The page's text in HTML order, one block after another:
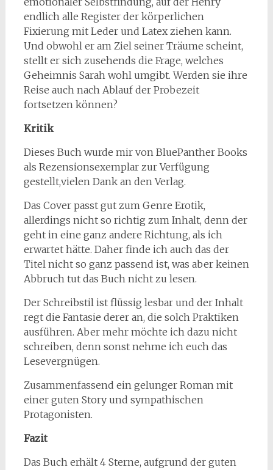
endlich alle Register der körperlichen
Fixierung mit Leder und Latex ziehen kann.
Und obwohl er am Ziel seiner Träume scheint,
stellt er sich zusehends die Frage, welches
Geheimnis Sarah wohl umgibt. Werden sie ihre
Reise auch nach Ablauf der Probezeit
fortsetzen können?
Kritik
Dieses Buch wurde mir von BluePanther Books
als Rezensionsexemplar zur Verfügung
gestellt,vielen Dank an den Verlag.
Das Cover passt gut zum Genre Erotik,
allerdings nicht so richtig zum Inhalt, denn der
geht in eine ganz andere Richtung, als ich
erwartet hätte. Daher finde ich auch das der
Titel nicht so ganz passend ist, was aber keinen
Abbruch tut das Buch nicht zu lesen.
Der Schreibstil ist flüssig lesbar und der Inhalt
regt die Fantasie derer an, die solch Praktiken
ausführen. Aber mehr möchte ich dazu nicht
schreiben, denn sonst nehme ich euch das
Lesevergnügen.
Zusammenfassend ein gelunger Roman mit
einer guten Story und sympathischen
Protagonisten.
Fazit
Das Buch erhält 4 Sterne, aufgrund der guten